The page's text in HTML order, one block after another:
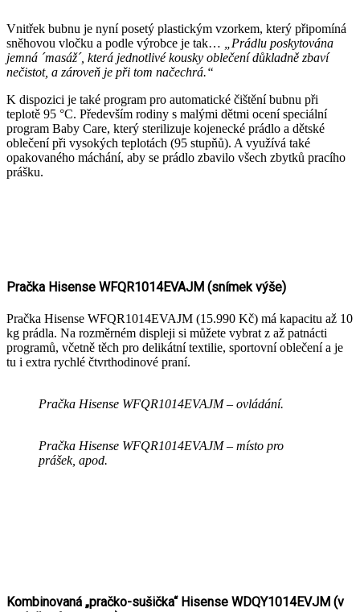
Vnitřek bubnu je nyní posetý plastickým vzorkem, který připomíná
sněhovou vločku a podle výrobce je tak…
„Prádlu poskytována
jemná ´masáž´, která jednotlivé kousky oblečení důkladně zbaví
nečistot, a zároveň je při tom načechrá.“
K dispozici je také program pro automatické čištění bubnu při
teplotě 95 °C. Především rodiny s malými dětmi ocení speciální
program Baby Care, který sterilizuje kojenecké prádlo a dětské
oblečení při vysokých teplotách (95 stupňů). A využívá také
opakovaného máchání, aby se prádlo zbavilo všech zbytků pracího
prášku.
Pračka Hisense WFQR1014EVAJM (snímek výše)
Pračka Hisense WFQR1014EVAJM (15.990 Kč) má kapacitu až 10
kg prádla. Na rozměrném displeji si můžete vybrat z až patnácti
programů, včetně těch pro delikátní textilie, sportovní oblečení a je
tu i extra rychlé čtvrthodinové praní.
Pračka Hisense WFQR1014EVAJM – ovládání.
Pračka Hisense WFQR1014EVAJM – místo pro
prášek, apod.
Kombinovaná „pračko-sušička“ Hisense WDQY1014EVJM (v